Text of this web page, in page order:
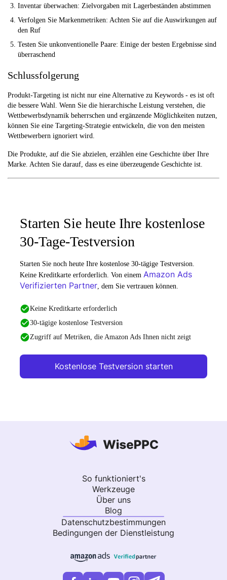
Inventar überwachen: Zielvorgaben mit Lagerbeständen abstimmen
Verfolgen Sie Markenmetriken: Achten Sie auf die Auswirkungen auf
den Ruf
Testen Sie unkonventionelle Paare: Einige der besten Ergebnisse sind
überraschend
Schlussfolgerung
Produkt-Targeting ist nicht nur eine Alternative zu Keywords - es ist oft
die bessere Wahl. Wenn Sie die hierarchische Leistung verstehen, die
Wettbewerbsdynamik beherrschen und ergänzende Möglichkeiten nutzen,
können Sie eine Targeting-Strategie entwickeln, die von den meisten
Wettbewerbern ignoriert wird.
Die Produkte, auf die Sie abzielen, erzählen eine Geschichte über Ihre
Marke. Achten Sie darauf, dass es eine überzeugende Geschichte ist.
Starten Sie heute Ihre kostenlose
30-Tage-Testversion
Starten Sie noch heute Ihre kostenlose 30-tägige Testversion.
Keine Kreditkarte erforderlich. Von einem Amazon Ads
Verifizierten Partner, dem Sie vertrauen können.
Keine Kreditkarte erforderlich
30-tägige kostenlose Testversion
Zugriff auf Metriken, die Amazon Ads Ihnen nicht zeigt
Kostenlose Testversion starten
So funktioniert's
Werkzeuge
Über uns
Blog
Datenschutzbestimmungen
Bedingungen der Dienstleistung